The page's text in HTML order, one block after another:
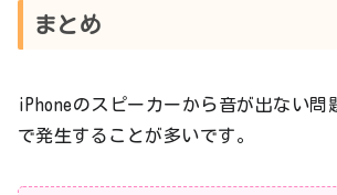
まとめ
iPhoneのスピーカーから音が出ない問
で発生することが多いです。